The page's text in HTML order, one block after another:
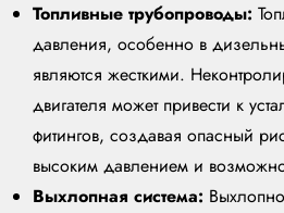
Топливные трубопроводы:
давления, особенно в
являются жесткими.
двигателя может привести к
фитингов, создавая опасный
высоким давлением и
Выхлопная система: